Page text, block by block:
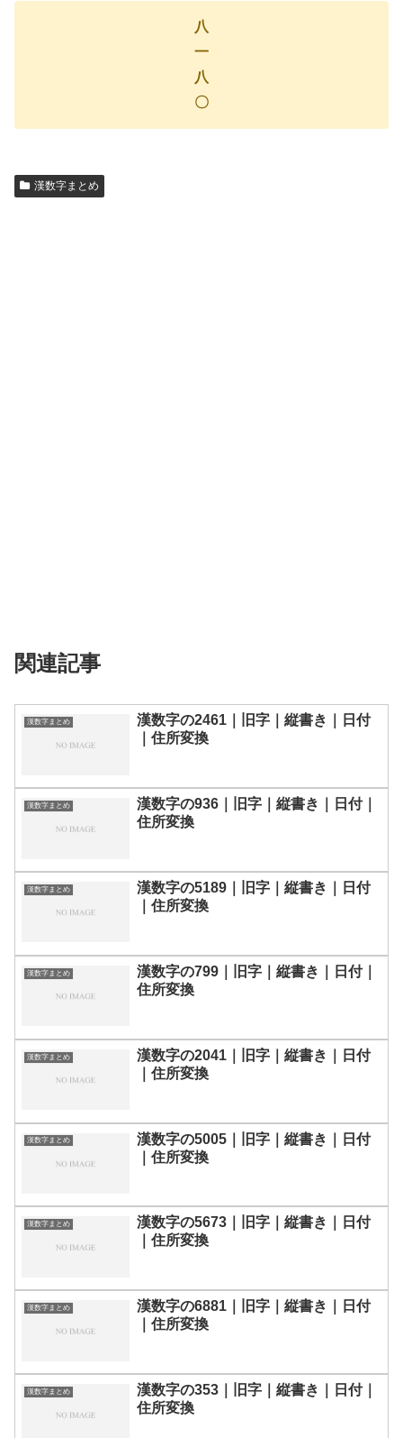
八
一
八
〇
漢数字まとめ
関連記事
漢数字まとめ
漢数字の2461｜旧字｜縦書き｜日付
｜住所変換
漢数字まとめ
漢数字の936｜旧字｜縦書き｜日付｜
住所変換
漢数字まとめ
漢数字の5189｜旧字｜縦書き｜日付
｜住所変換
漢数字まとめ
漢数字の799｜旧字｜縦書き｜日付｜
住所変換
漢数字まとめ
漢数字の2041｜旧字｜縦書き｜日付
｜住所変換
漢数字まとめ
漢数字の5005｜旧字｜縦書き｜日付
｜住所変換
漢数字まとめ
漢数字の5673｜旧字｜縦書き｜日付
｜住所変換
漢数字まとめ
漢数字の6881｜旧字｜縦書き｜日付
｜住所変換
漢数字まとめ
漢数字の353｜旧字｜縦書き｜日付｜
住所変換